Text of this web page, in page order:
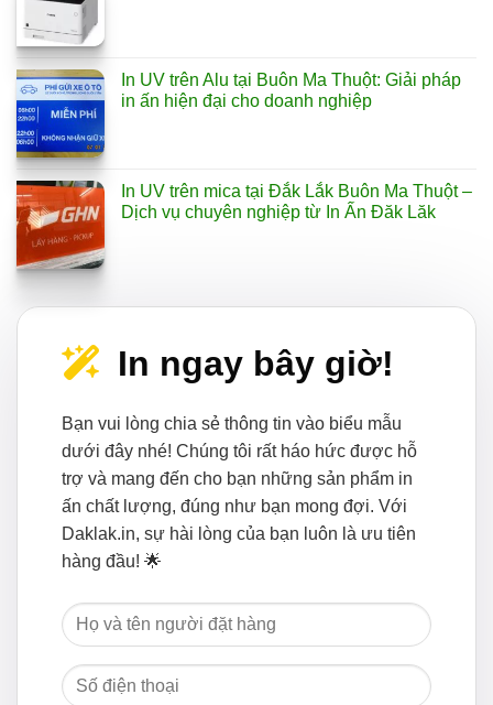
In UV trên Alu tại Buôn Ma Thuột: Giải pháp
in ấn hiện đại cho doanh nghiệp
In UV trên mica tại Đắk Lắk Buôn Ma Thuột –
Dịch vụ chuyên nghiệp từ In Ấn Đăk Lăk
In ngay bây giờ!
Bạn vui lòng chia sẻ thông tin vào biểu mẫu
dưới đây nhé! Chúng tôi rất háo hức được hỗ
trợ và mang đến cho bạn những sản phẩm in
ấn chất lượng, đúng như bạn mong đợi. Với
Daklak.in, sự hài lòng của bạn luôn là ưu tiên
hàng đầu! 🌟